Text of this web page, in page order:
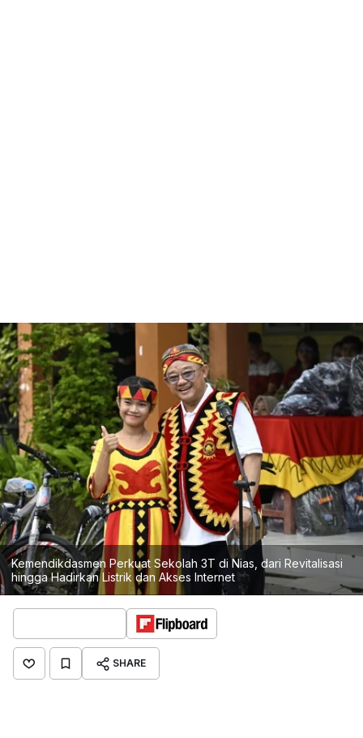
Kemendikdasmen Perkuat Sekolah 3T di Nias, dari Revitalisasi
hingga Hadirkan Listrik dan Akses Internet
SHARE